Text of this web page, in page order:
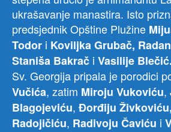
ukrašavanje manastira. Isto
predsjednik Opštine Plužine
Todor i Koviljka Grubač,
Staniša Bakrač i Vasilije Blečić.
Sv. Georgija pripala je porodici
Vučića, zatim Miroju Vukoviću,
Blagojeviću, Đorđiju
Radojičiću, Radivoju Čaviću i